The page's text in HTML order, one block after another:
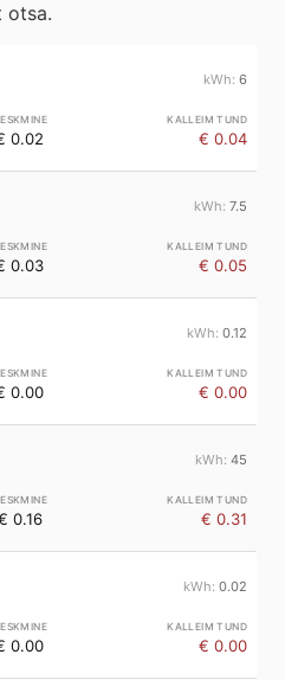
otsa.
6
0.02 € 0.04
7.5
0.03 € 0.05
0.12
0.00 € 0.00
45
0.16 € 0.31
0.02
0.00 € 0.00